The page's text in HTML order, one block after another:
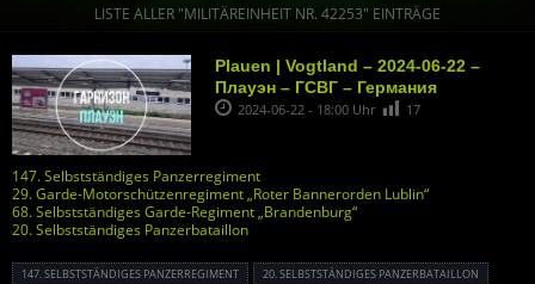
LISTE ALLER "MILITÄREINHEIT NR. 42253" EINTRÄGE
Plauen | Vogtland – 2024-06-22 –
Плауэн – ГСВГ – Германия
2024-06-22 - 18:00 Uhr 17
147. Selbstständiges Panzerregiment
29. Garde-Motorschützenregiment „Roter Bannerorden Lublin“
68. Selbstständiges Garde-Regiment „Brandenburg“
20. Selbstständiges Panzerbataillon
147. SELBSTSTÄNDIGES PANZERREGIMENT
20. SELBSTSTÄNDIGES PANZERBATAILLON